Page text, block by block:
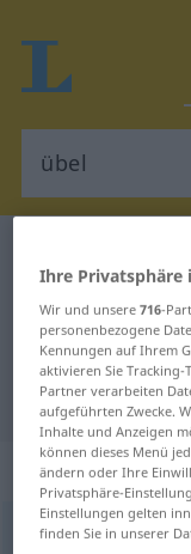
Deutsch-
für "übel"
"übel"
„übel“:
übeladj
Ihre Privatsphäre
Wir und unsere716-
personenbezogene
Kennungen auf Ihrem
aktivieren Sie
Partner verarbeiten
aufgeführten Zwecke.
Inhalte und Anzeigen
können dieses Menü
ändern oder Ihre
Privatsphäre-
Einstellungen gelten
finden Sie in unserer